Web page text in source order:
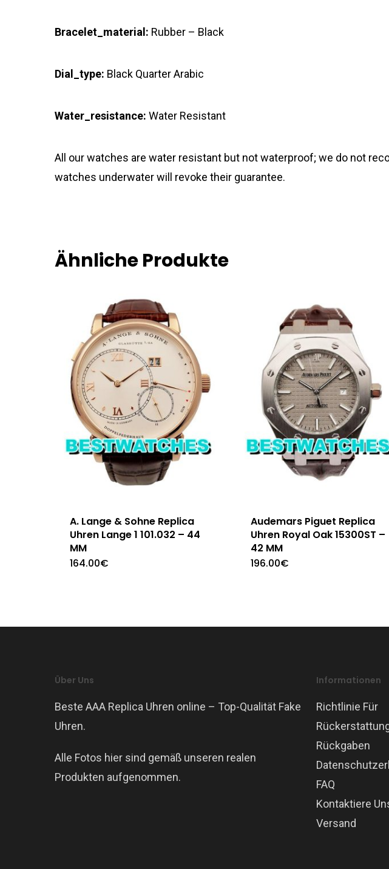
Bracelet_material: Rubber – Black
Dial_type: Black Quarter Arabic
Water_resistance: Water Resistant
All our watches are water resistant but not waterproof; we do not
watches underwater will revoke their guarantee.
Ähnliche Produkte
A. Lange & Sohne Replica
Uhren Lange 1 101.032 – 44
MM
164.00€
Audemars Piguet Replica
Uhren Royal Oak 15300ST –
42 MM
196.00€
Über Uns
Beste AAA Replica Uhren online – Top-Qualität Fake
Uhren.
Alle Fotos hier sind gemäß unseren realen
Produkten aufgenommen.
Informationen
Richtlinie Für
Rückgaben
FAQ
Kontaktiere
Versand